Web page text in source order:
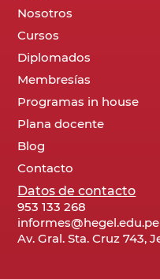
Nosotros
Cursos
Diplomados
Membresías
Programas in house
Plana docente
Blog
Contacto
Datos de contacto
953 133 268
informes@hegel.edu.pe
Av. Gral. Sta. Cruz 743,